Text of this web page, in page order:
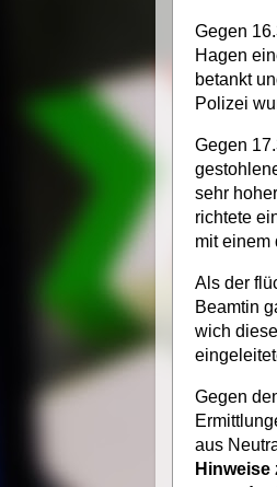
Gegen
Hagen
betankt
Polizei
Gegen
sehr
richtete
mit einem
Als der
Beamtin
wich
Gegen
aus
Hinweise